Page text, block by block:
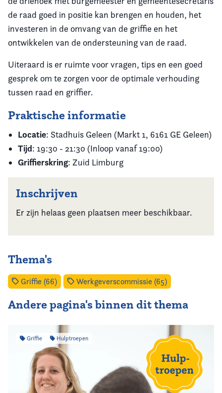
de raad goed in positie kan brengen en houden, het
investeren in de omvang van de griffie en het
ontwikkelen van de ondersteuning van de raad.
Uiteraard is er ruimte voor vragen, tips en een goed
gesprek om te zorgen voor de optimale verhouding
tussen raad en griffier.
Praktische informatie
Locatie: Stadhuis Geleen (Markt 1, 6161 GE Geleen)
Tijd: 19:30 - 21:30 (Inloop vanaf 19:00)
Griffierskring: Zuid Limburg
Inschrijven
Er zijn helaas geen plaatsen meer beschikbaar.
Thema's
Griffie (66) Werkgeverscommissie (65)
Andere pagina's binnen dit thema
Griffie Hulptroepen